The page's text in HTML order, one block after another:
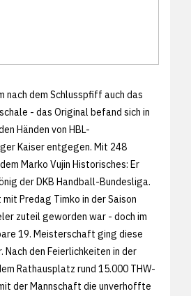
nach dem Schlusspfiff auch das
- das Original befand sich in
Händen von HBL-
Kaiser entgegen. Mit 248
Marko Vujin Historisches: Er
der DKB Handball-Bundesliga.
Predag Timko in der Saison
zuteil geworden war - doch im
19. Meisterschaft ging diese
Nach den Feierlichkeiten in der
Rathausplatz rund 15.000 THW-
der Mannschaft die unverhoffte